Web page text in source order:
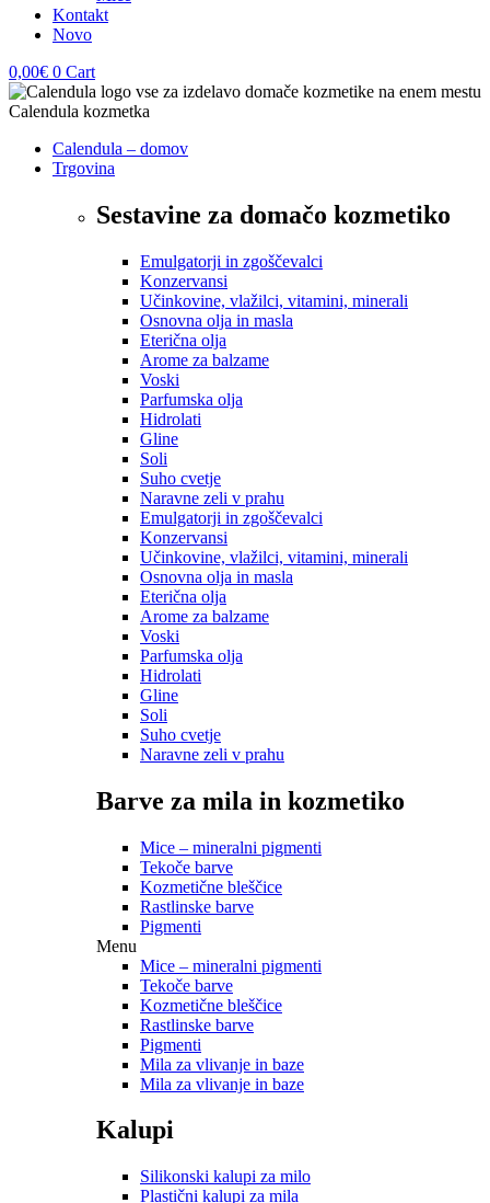
Kontakt
Novo
0,00€ 0 Cart
Calendula – domov
Trgovina
Sestavine za domačo kozmetiko
Emulgatorji in zgoščevalci
Konzervansi
Učinkovine, vlažilci, vitamini, minerali
Osnovna olja in masla
Eterična olja
Arome za balzame
Voski
Parfumska olja
Hidrolati
Gline
Soli
Suho cvetje
Naravne zeli v prahu
Emulgatorji in zgoščevalci
Konzervansi
Učinkovine, vlažilci, vitamini, minerali
Osnovna olja in masla
Eterična olja
Arome za balzame
Voski
Parfumska olja
Hidrolati
Gline
Soli
Suho cvetje
Naravne zeli v prahu
Barve za mila in kozmetiko
Mice – mineralni pigmenti
Tekoče barve
Kozmetične bleščice
Rastlinske barve
Pigmenti
Menu
Mice – mineralni pigmenti
Tekoče barve
Kozmetične bleščice
Rastlinske barve
Pigmenti
Mila za vlivanje in baze
Mila za vlivanje in baze
Kalupi
Silikonski kalupi za milo
Plastični kalupi za mila